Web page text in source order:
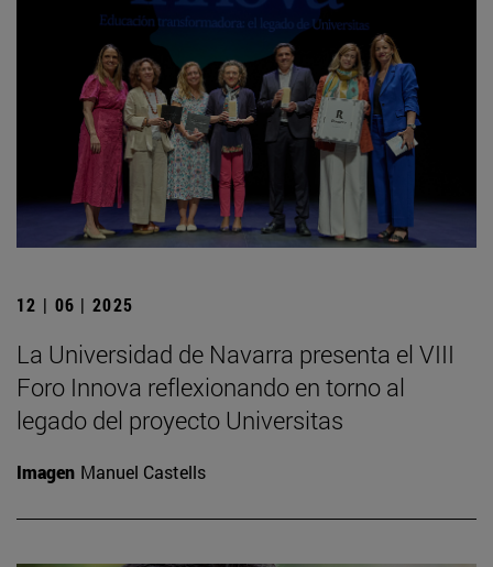
12 | 06 | 2025
La Universidad de Navarra presenta el VIII
Foro Innova reflexionando en torno al
legado del proyecto Universitas
Imagen Manuel Castells